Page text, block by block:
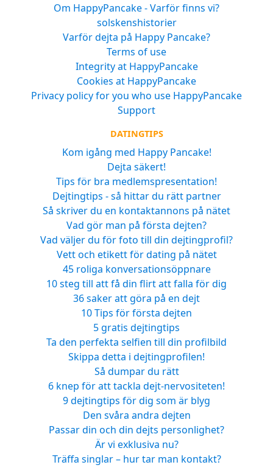
Om HappyPancake - Varför finns vi?
solskenshistorier
Varför dejta på Happy Pancake?
Terms of use
Integrity at HappyPancake
Cookies at HappyPancake
Privacy policy for you who use HappyPancake
Support
DATINGTIPS
Kom igång med Happy Pancake!
Dejta säkert!
Tips för bra medlemspresentation!
Dejtingtips - så hittar du rätt partner
Så skriver du en kontaktannons på nätet
Vad gör man på första dejten?
Vad väljer du för foto till din dejtingprofil?
Vett och etikett för dating på nätet
45 roliga konversationsöppnare
10 steg till att få din flirt att falla för dig
36 saker att göra på en dejt
10 Tips för första dejten
5 gratis dejtingtips
Ta den perfekta selfien till din profilbild
Skippa detta i dejtingprofilen!
Så dumpar du rätt
6 knep för att tackla dejt-nervositeten!
9 dejtingtips för dig som är blyg
Den svåra andra dejten
Passar din och din dejts personlighet?
Är vi exklusiva nu?
Träffa singlar – hur tar man kontakt?